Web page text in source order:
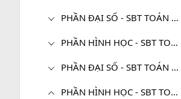
PHẦN ĐẠI SỐ - SBT TOÁN 8 TẬP 1
PHẦN HÌNH HỌC - SBT TOÁN 8 TẬP 1
PHẦN ĐẠI SỐ - SBT TOÁN 8 TẬP 2
PHẦN HÌNH HỌC - SBT TOÁN 8 TẬP 2